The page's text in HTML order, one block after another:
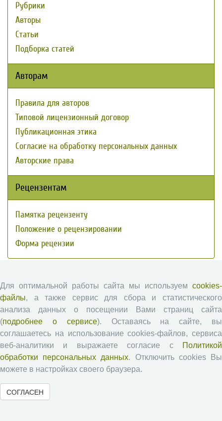
Рубрики
Авторы
Статьи
Подборка статей
Авторам
Правила для авторов
Типовой лицензионный договор
Публикационная этика
Согласие на обработку персональных данных
Авторские права
Рецензентам
Памятка рецензенту
Положение о рецензировании
Форма рецензии
Журналы ВолНЦ РАН
Экономические и социальные перемены
Проблемы развития территории
Вопросы территориального развития
Социальное пространство
Юный экономист
Для оптимальной работы сайта мы используем cookies-
файлы, а также сервис для сбора и статистического
анализа данных о посещении Вами страниц сайта
(подробнее о сервисе). Оставаясь на сайте, вы
соглашаетесь на использование cookies-файлов, сервиса
веб-аналитики и выражаете согласие с
Политикой
обработки персональных данных. Отключить cookies Вы
можете в настройках своего браузера.
СОГЛАСЕН